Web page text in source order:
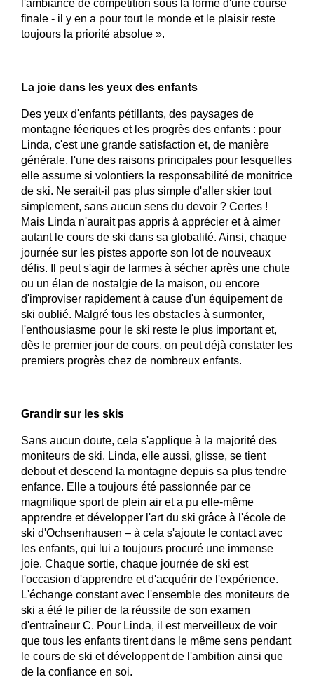
l'ambiance de compétition sous la forme d'une course
finale - il y en a pour tout le monde et le plaisir reste
toujours la priorité absolue ».
La joie dans les yeux des enfants
Des yeux d'enfants pétillants, des paysages de
montagne féeriques et les progrès des enfants : pour
Linda, c'est une grande satisfaction et, de manière
générale, l'une des raisons principales pour lesquelles
elle assume si volontiers la responsabilité de monitrice
de ski. Ne serait-il pas plus simple d'aller skier tout
simplement, sans aucun sens du devoir ? Certes !
Mais Linda n'aurait pas appris à apprécier et à aimer
autant le cours de ski dans sa globalité. Ainsi, chaque
journée sur les pistes apporte son lot de nouveaux
défis. Il peut s'agir de larmes à sécher après une chute
ou un élan de nostalgie de la maison, ou encore
d'improviser rapidement à cause d'un équipement de
ski oublié. Malgré tous les obstacles à surmonter,
l'enthousiasme pour le ski reste le plus important et,
dès le premier jour de cours, on peut déjà constater les
premiers progrès chez de nombreux enfants.
Grandir sur les skis
Sans aucun doute, cela s'applique à la majorité des
moniteurs de ski. Linda, elle aussi, glisse, se tient
debout et descend la montagne depuis sa plus tendre
enfance. Elle a toujours été passionnée par ce
magnifique sport de plein air et a pu elle-même
apprendre et développer l'art du ski grâce à l'école de
ski d'Ochsenhausen – à cela s'ajoute le contact avec
les enfants, qui lui a toujours procuré une immense
joie. Chaque sortie, chaque journée de ski est
l'occasion d'apprendre et d'acquérir de l'expérience.
L'échange constant avec l'ensemble des moniteurs de
ski a été le pilier de la réussite de son examen
d'entraîneur C. Pour Linda, il est merveilleux de voir
que tous les enfants tirent dans le même sens pendant
le cours de ski et développent de l'ambition ainsi que
de la confiance en soi.